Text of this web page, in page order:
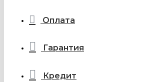
Оплата
Гарантия
Кредит